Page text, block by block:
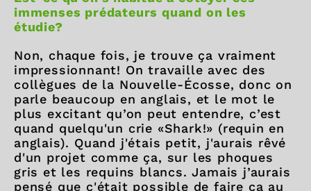
immenses prédateurs quand on les
étudie?
Non, chaque fois, je trouve ça vraiment
impressionnant! On travaille avec des
collègues de la Nouvelle-Écosse, donc on
parle beaucoup en anglais, et le mot le
plus excitant qu’on peut entendre, c’est
quand quelqu'un crie «Shark!» (requin en
anglais). Quand j'étais petit, j'aurais rêvé
d'un projet comme ça, sur les phoques
gris et les requins blancs. Jamais j’aurais
pensé que c'était possible de faire ça au